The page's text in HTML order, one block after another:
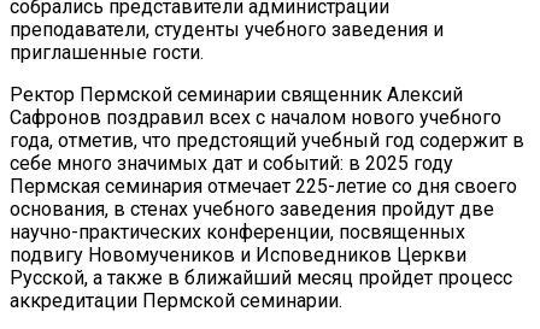
собрались представители администрации
преподаватели, студенты учебного заведения и
приглашенные гости.
Ректор Пермской семинарии священник Алексий
Сафронов поздравил всех с началом нового учебного
года, отметив, что предстоящий учебный год содержит в
себе много значимых дат и событий: в 2025 году
Пермская семинария отмечает 225-летие со дня своего
основания, в стенах учебного заведения пройдут две
научно-практических конференции, посвященных
подвигу Новомучеников и Исповедников Церкви
Русской, а также в ближайший месяц пройдет процесс
аккредитации Пермской семинарии.